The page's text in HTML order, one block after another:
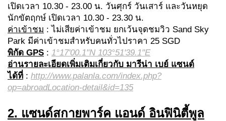
เปิดเวลา 10.30 - 23.00 น. วันศุกร์ วันเสาร์ และวันหยุด
นักขัตฤกษ์ เปิดเวลา 10.30 - 23.30 น.
ค่าเข้าชม : ไม่เสียค่าเข้าชม ยกเว้นจุดชมวิว Sand Sky
Park มีค่าเข้าชมสำหรับคนทั่วไปราคา 25 SGD
พิกัด GPS : 1°17'00.1"N 103°51'39.1"E
อ่านรายละเอียดเพิ่มเติมเกี่ยวกับ มารีน่า เบย์ แซนด์
ได้ที่ : http://www.palanla.com/index.php?
op=abroadLocation-detail&id=135
2. แซนด์สกายพาร์ค แอนด์ อินฟินิตี้พูล